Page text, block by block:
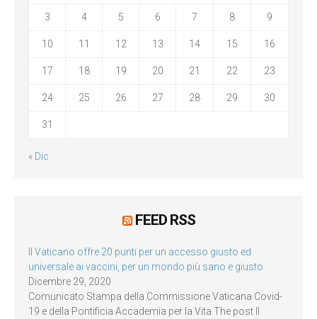
3 4 5 6 7 8 9
10 11 12 13 14 15 16
17 18 19 20 21 22 23
24 25 26 27 28 29 30
31
« Dic
FEED RSS
Il Vaticano offre 20 punti per un accesso giusto ed
universale ai vaccini, per un mondo più sano e giusto
Dicembre 29, 2020
Comunicato Stampa della Commissione Vaticana Covid-
19 e della Pontificia Accademia per la Vita The post Il